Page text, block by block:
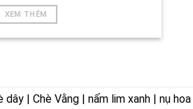
XEM THÊM
| Chè Vằng | nấm lim xanh | nụ hoa